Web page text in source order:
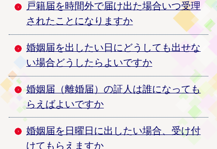
戸籍届を時間外で届け出た場合いつ受理
されたことになりますか
婚姻届を出したい日にどうしても出せな
い場合どうしたらよいですか
婚姻届（離婚届）の証人は誰になっても
らえばよいですか
婚姻届を日曜日に出したい場合、受け付
けてもらえますか